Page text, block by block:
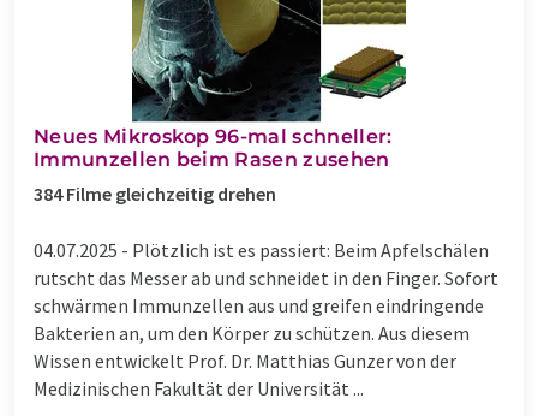
Neues Mikroskop 96-mal schneller:
Immunzellen beim Rasen zusehen
384 Filme gleichzeitig drehen
04.07.2025 - Plötzlich ist es passiert: Beim Apfelschälen
rutscht das Messer ab und schneidet in den Finger. Sofort
schwärmen Immunzellen aus und greifen eindringende
Bakterien an, um den Körper zu schützen. Aus diesem
Wissen entwickelt Prof. Dr. Matthias Gunzer von der
Medizinischen Fakultät der Universität ...